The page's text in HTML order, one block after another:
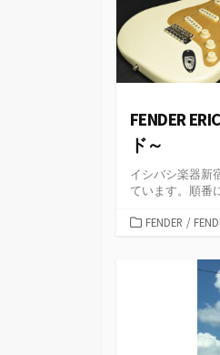
FENDER
ド～
イシバシ楽器新
ています。順番
カFENDER /